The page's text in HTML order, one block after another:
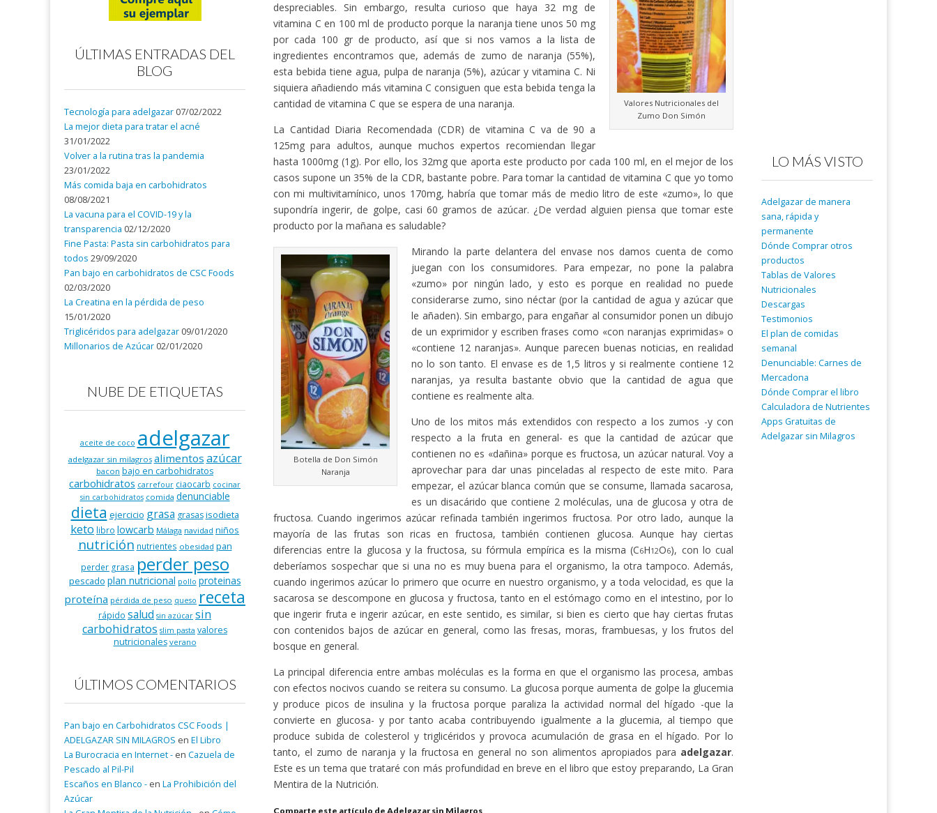
Valores Nutricionales del
Zumo Don Simón
despreciables. Sin embargo, resulta curioso que haya 32 mg de
vitamina C en 100 ml de producto porque la naranja tiene unos 50 mg
por cada 100 gr de producto, así que si nos vamos a la lista de
ingredientes encontramos que, además de zumo de naranja (55%),
esta bebida tiene agua, pulpa de naranja (5%), azúcar y vitamina C. Ni
siquiera añadiendo más vitamina C consiguen que esta bebida tenga la
cantidad de vitamina C que se espera de una naranja.
La Cantidad Diaria Recomendada (CDR) de vitamina C va de 90 a
125mg para adultos, aunque muchos expertos recomiendan llegar
hasta 1000mg (1g). Por ello, los 32mg que aporta este producto por cada 100 ml, en el mejor de los
casos supone un 35% de la CDR, bastante pobre. Para tomar la cantidad de vitamina C que yo tomo
con mi multivitamínico, unos 170mg, habría que tomar más de medio litro de este «zumo», lo que
supondría ingerir, de golpe, casi 60 gramos de azúcar. ¿De verdad alguien piensa que tomar este
producto por la mañana es saludable?
Botella de Don Simón
Naranja
Mirando la parte delantera del envase nos damos cuenta de como
juegan con los consumidores. Para empezar, no pone la palabra
«zumo» por ningún lado, y esto es porque en realidad no puede
considerarse zumo, sino néctar (por la cantidad de agua y azúcar que
le añaden). Sin embargo, para engañar al consumidor ponen un dibujo
de un exprimidor y escriben frases como «con naranjas exprimidas» o
«contiene 12 naranjas». Aunque parecen buenas noticias, en realidad
no lo son tanto. El envase es de 1,5 litros y si realmente contiene 12
naranjas, ya resulta bastante obvio que la cantidad de agua que
contiene es realmente alta.
Uno de los mitos más extendidos con respecto a los zumos -y con
respecto a la fruta en general- es que la cantidad de azúcar que
contienen no es «dañina» porque es fructosa, un azúcar natural. Voy a
aprovechar para dar unas pinceladas al respecto de este mito. Para
empezar, el azúcar blanca común que se consume, llamada sacarosa,
es un disacárido que contiene 2 moléculas, una de glucosa y otra de
fructosa. Cuando ingerimos azúcar refinada también ingerimos fructosa. Por otro lado, aunque la
mayoría de las frutas son ricas en fructosa, también contienen glucosa. Aunque hay ciertas
diferencias entre la glucosa y la fructosa, su fórmula empírica es la misma (C6H12O6), con lo cual
deberíamos sospechar que si una no es muy buena para el organismo, la otra tampoco. Además,
cuando ingerimos azúcar lo primero que ocurre en nuestro organismo, y a toda velocidad, es que la
sacarosa se descompone en glucosa y fructosa, tanto en el estómago como en el intestino, por lo
que ingerir fruta e ingerir azúcar, en este sentido, es similar, si bien es cierto que hay ciertas frutas
con contenidos bajos de azúcar en general, como las fresas, moras, frambuesas, y los frutos del
bosque en general.
La principal diferencia entre ambas moléculas es la forma en que el organismo las procesa, ambas
con efectos nocivos cuando se reitera su consumo. La glucosa porque aumenta de golpe la glucemia
y produce picos de insulina y la fructosa porque paraliza la actividad normal del hígado -que la
convierte en glucosa- y por tanto acaba contribuyendo igualmente a la glucemia, al tiempo que
produce subida de colesterol y triglicéridos y provoca acumulación de grasa en el hígado. Por lo
tanto, el zumo de naranja y la fructosa en general no son alimentos apropiados para adelgazar.
Este es un tema que trataré con más profundidad en breve en el libro que estoy preparando, La Gran
Mentira de la Nutrición.
Comparte este artículo de Adelgazar sin Milagros
ÚLTIMAS ENTRADAS DEL
BLOG
Tecnología para adelgazar 07/02/2022
La mejor dieta para tratar el acné
31/01/2022
Volver a la rutina tras la pandemia
23/01/2022
Más comida baja en carbohidratos
08/08/2021
La vacuna para el COVID-19 y la
transparencia 02/12/2020
Fine Pasta: Pasta sin carbohidratos para
todos 29/09/2020
Pan bajo en carbohidratos de CSC Foods
02/03/2020
La Creatina en la pérdida de peso
15/01/2020
Triglicéridos para adelgazar 09/01/2020
Millonarios de Azúcar 02/01/2020
NUBE DE ETIQUETAS
aceite de coco adelgazar
adelgazar sin milagros alimentos azúcar
bacon bajo en carbohidratos
carbohidratos carrefour ciaocarb cocinar
sin carbohidratos comida denunciable
dieta ejercicio grasa grasas isodieta
keto libro lowcarb Málaga navidad niños
nutrición nutrientes obesidad pan
perder grasa perder peso
pescado plan nutricional pollo proteinas
proteína pérdida de peso queso receta
rápido salud sin azúcar sin
carbohidratos slim pasta valores
nutricionales verano
ÚLTIMOS COMENTARIOS
Pan bajo en Carbohidratos CSC Foods |
ADELGAZAR SIN MILAGROS en El Libro
La Burocracia en Internet - en Cazuela de
Pescado al Pil-Pil
Escaños en Blanco - en La Prohibición del
Azúcar
LO MÁS VISTO
Adelgazar de manera
sana, rápida y
permanente
Dónde Comprar otros
productos
Tablas de Valores
Nutricionales
Descargas
Testimonios
El plan de comidas
semanal
Denunciable: Carnes de
Mercadona
Dónde Comprar el libro
Calculadora de Nutrientes
Apps Gratuitas de
Adelgazar sin Milagros